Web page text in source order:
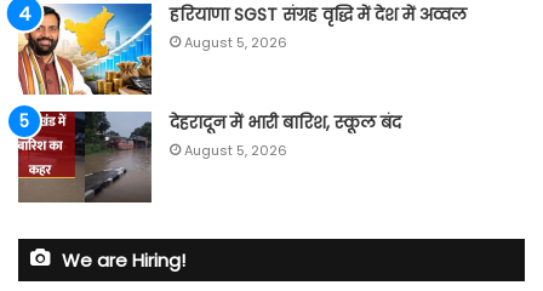
हरियाणा SGST संग्रह वृद्धि में देश में अव्वल
August 5, 2026
देहरादून में भारी बारिश, स्कूल बंद
August 5, 2026
We are Hiring!